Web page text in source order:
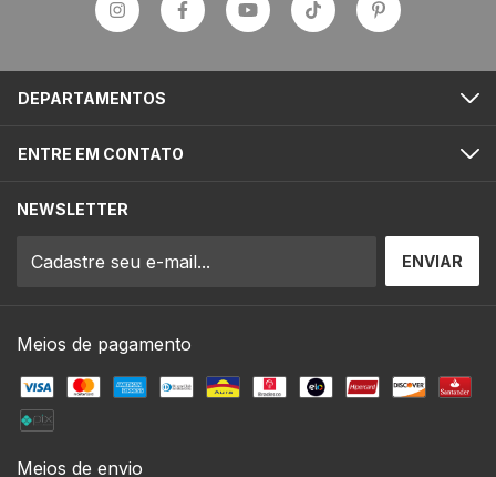
DEPARTAMENTOS
ENTRE EM CONTATO
NEWSLETTER
Meios de pagamento
Meios de envio